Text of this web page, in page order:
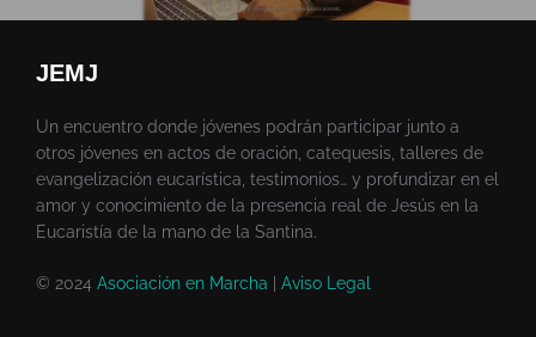
JEMJ
Un encuentro donde jóvenes podrán participar junto a
otros jóvenes en actos de oración, catequesis, talleres de
evangelización eucarística, testimonios… y profundizar en el
amor y conocimiento de la presencia real de Jesús en la
Eucaristía de la mano de la Santina.
© 2024 Asociación en Marcha | Aviso Legal